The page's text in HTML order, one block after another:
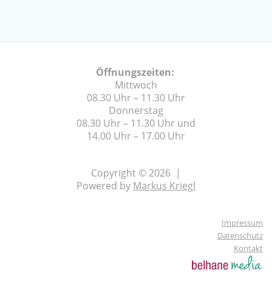
Öffnungszeiten:
Mittwoch
08.30 Uhr – 11.30 Uhr
Donnerstag
08.30 Uhr – 11.30 Uhr und
14.00 Uhr – 17.00 Uhr
Copyright © 2026 |
Powered by Markus Kriegl
Impressum
Datenschutz
Kontakt